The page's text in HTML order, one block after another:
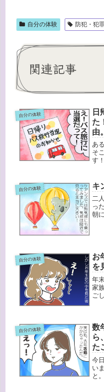
自分の体験 防犯・犯
関連記事
自分の体験
日
た
由。
あ
そ
す
店
い
応
自分の体験 キ
二
っ
朝
コ
自分の体験
お
を
年
家
ご
ガ
て
自分の体験
数
ら
た
今
い
と